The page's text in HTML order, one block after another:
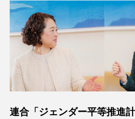
連合「ジェンダー平等推進